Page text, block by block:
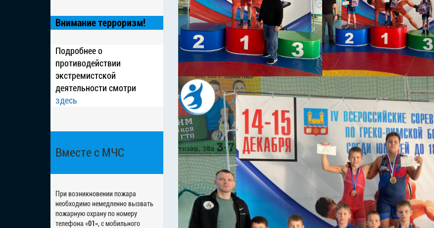
Внимание терроризм!
Подробнее о
противодействии
экстремистской
деятельности смотри
здесь
Вместе с МЧС
При возникновении пожара
необходимо немедленно вызвать
пожарную охрану по номеру
телефона «01 », с мобильного